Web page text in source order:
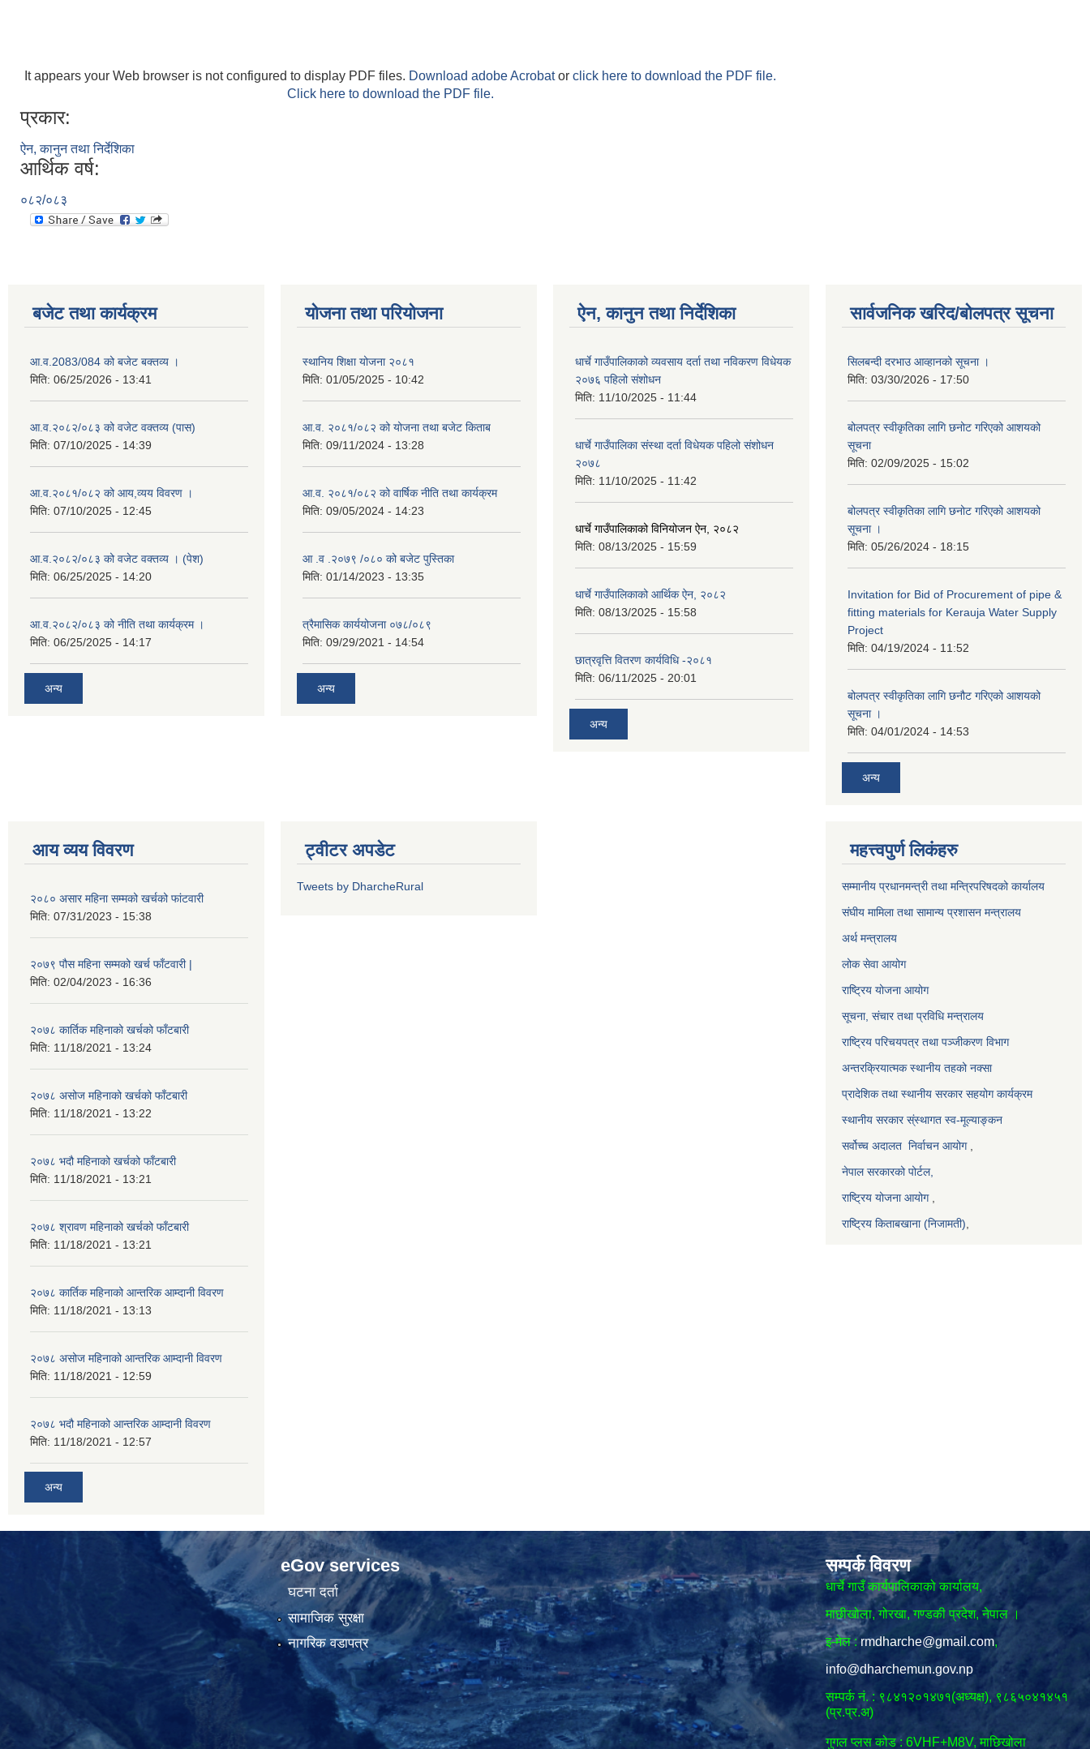
It appears your Web browser is not configured to display PDF files. Download adobe Acrobator click here to download the PDF file.
Click here to download the PDF file.
प्रकार:
ऐन, कानुन तथा निर्देशिका
आर्थिक वर्ष:
०८२/०८३
बजेट तथा कार्यक्रम
आ.व.2083/084 को बजेट बक्तव्य ।
मिति: 06/25/2026 - 13:41
आ.व.२०८२/०८३ को वजेट वक्तव्य (पास)
मिति: 07/10/2025 - 14:39
आ.व.२०८१/०८२ को आय,व्यय विवरण ।
मिति: 07/10/2025 - 12:45
आ.व.२०८२/०८३ को वजेट वक्तव्य । (पेश)
मिति: 06/25/2025 - 14:20
आ.व.२०८२/०८३ को नीति तथा कार्यक्रम ।
मिति: 06/25/2025 - 14:17
अन्य
योजना तथा परियोजना
स्थानिय शिक्षा योजना २०८१
मिति: 01/05/2025 - 10:42
आ.व. २०८१/०८२ को योजना तथा बजेट किताब
मिति: 09/11/2024 - 13:28
आ.व. २०८१/०८२ को वार्षिक नीति तथा कार्यक्रम
मिति: 09/05/2024 - 14:23
आ .व .२०७९ /०८० को बजेट पुस्तिका
मिति: 01/14/2023 - 13:35
त्रैमासिक कार्ययोजना ०७८/०८९
मिति: 09/29/2021 - 14:54
अन्य
ऐन, कानुन तथा निर्देशिका
धार्चे गाउँपालिकाको व्यवसाय दर्ता तथा नविकरण विधेयक
२०७६ पहिलो संशोधन
मिति: 11/10/2025 - 11:44
धार्चे गाउँपालिका संस्था दर्ता विधेयक पहिलो संशोधन
२०७८
मिति: 11/10/2025 - 11:42
धार्चे गाउँपालिकाको विनियोजन ऐन, २०८२
मिति: 08/13/2025 - 15:59
धार्चे गाउँपालिकाको आर्थिक ऐन, २०८२
मिति: 08/13/2025 - 15:58
छात्रवृत्ति वितरण कार्यविधि -२०८१
मिति: 06/11/2025 - 20:01
अन्य
सार्वजनिक खरिद/बोलपत्र सूचना
सिलबन्दी दरभाउ आव्हानको सूचना ।
मिति: 03/30/2026 - 17:50
बोलपत्र स्वीकृतिका लागि छनोट गरिएको आशयको
सूचना
मिति: 02/09/2025 - 15:02
बोलपत्र स्वीकृतिका लागि छनोट गरिएको आशयको
सूचना ।
मिति: 05/26/2024 - 18:15
Invitation for Bid of Procurement of pipe &
fitting materials for Kerauja Water Supply
Project
मिति: 04/19/2024 - 11:52
बोलपत्र स्वीकृतिका लागि छनौट गरिएको आशयको
सूचना ।
मिति: 04/01/2024 - 14:53
अन्य
आय व्यय विवरण
२०८० असार महिना सम्मको खर्चको फांटवारी
मिति: 07/31/2023 - 15:38
२०७९ पौस महिना सम्मको खर्च फाँटवारी |
मिति: 02/04/2023 - 16:36
२०७८ कार्तिक महिनाको खर्चको फाँटबारी
मिति: 11/18/2021 - 13:24
२०७८ असोज महिनाको खर्चको फाँटबारी
मिति: 11/18/2021 - 13:22
२०७८ भदौ महिनाको खर्चको फाँटबारी
मिति: 11/18/2021 - 13:21
२०७८ श्रावण महिनाको खर्चको फाँटबारी
मिति: 11/18/2021 - 13:21
२०७८ कार्तिक महिनाको आन्तरिक आम्दानी विवरण
मिति: 11/18/2021 - 13:13
२०७८ असोज महिनाको आन्तरिक आम्दानी विवरण
मिति: 11/18/2021 - 12:59
२०७८ भदौ महिनाको आन्तरिक आम्दानी विवरण
मिति: 11/18/2021 - 12:57
अन्य
ट्वीटर अपडेट
Tweets by DharcheRural
महत्त्वपुर्ण लिकंहरु
सम्मानीय प्रधानमन्त्री तथा मन्त्रिपरिषदको कार्यालय
संघीय मामिला तथा सामान्य प्रशासन मन्त्रालय
अर्थ मन्त्रालय
लोक सेवा आयोग
राष्ट्रिय योजना आयोग
सूचना, संचार तथा प्रविधि मन्त्रालय
राष्ट्रिय परिचयपत्र तथा पञ्जीकरण विभाग
अन्तरक्रियात्मक स्थानीय तहको नक्सा
प्रादेशिक तथा स्थानीय सरकार सहयोग कार्यक्रम
स्थानीय सरकार स्ंस्थागत स्व-मूल्याङ्कन
सर्वोच्च अदालत निर्वाचन आयोग,
नेपाल सरकारको पोर्टल,
राष्ट्रिय योजना आयोग,
राष्ट्रिय किताबखाना (निजामती)
eGov services
घटना दर्ता
सामाजिक सुरक्षा
नागरिक वडापत्र
सम्पर्क विवरण
धार्चे गाउँ कार्यपालिकाको कार्यालय,
माछीखोला, गोरखा, गण्डकी प्रदेश, नेपाल ।
इ-मेल : rmdharche@gmail.com,
info@dharchemun.gov.np
सम्पर्क नं. : ९८४१२०१४७१(अध्यक्ष), ९८६५०४१४५१
(प्र.प्र.अ)
गुगल प्लस कोड : 6VHF+M8V, माछिखोला